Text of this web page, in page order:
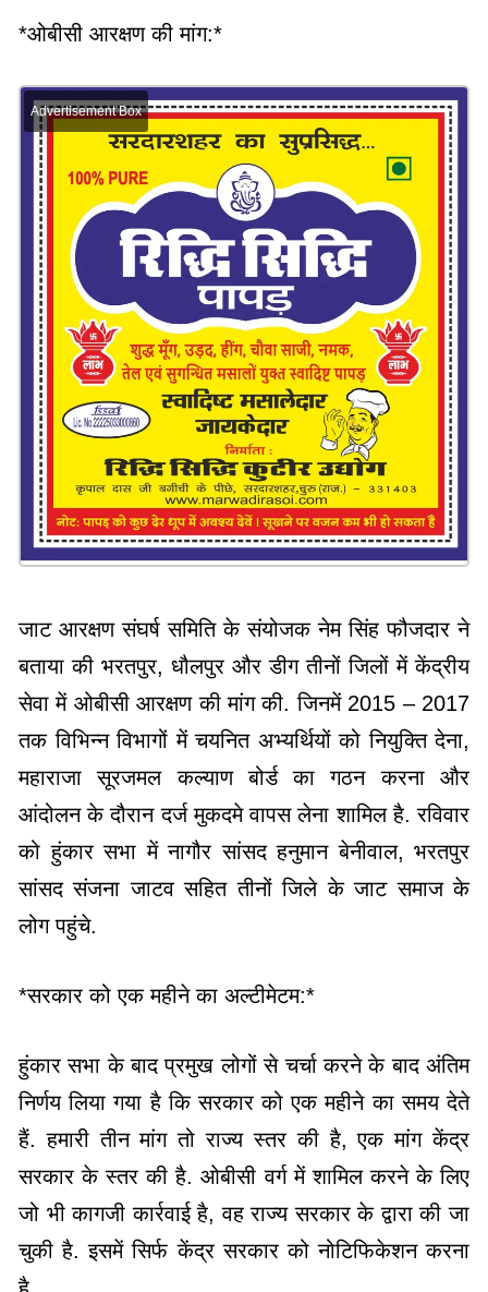
*ओबीसी आरक्षण की मांग:*
Advertisement Box
जाट आरक्षण संघर्ष समिति के संयोजक नेम सिंह फौजदार ने
बताया की भरतपुर, धौलपुर और डीग तीनों जिलों में केंद्रीय
सेवा में ओबीसी आरक्षण की मांग की. जिनमें 2015 – 2017
तक विभिन्न विभागों में चयनित अभ्यर्थियों को नियुक्ति देना,
महाराजा सूरजमल कल्याण बोर्ड का गठन करना और
आंदोलन के दौरान दर्ज मुकदमे वापस लेना शामिल है. रविवार
को हुंकार सभा में नागौर सांसद हनुमान बेनीवाल, भरतपुर
सांसद संजना जाटव सहित तीनों जिले के जाट समाज के
लोग पहुंचे.
*सरकार को एक महीने का अल्टीमेटम:*
हुंकार सभा के बाद प्रमुख लोगों से चर्चा करने के बाद अंतिम
निर्णय लिया गया है क‍ि सरकार को एक महीने का समय देते
हैं. हमारी तीन मांग तो राज्य स्तर की है, एक मांग केंद्र
सरकार के स्तर की है. ओबीसी वर्ग में शामिल करने के लिए
जो भी कागजी कार्रवाई है, वह राज्य सरकार के द्वारा की जा
चुकी है. इसमें सिर्फ केंद्र सरकार को नोटिफिकेशन करना